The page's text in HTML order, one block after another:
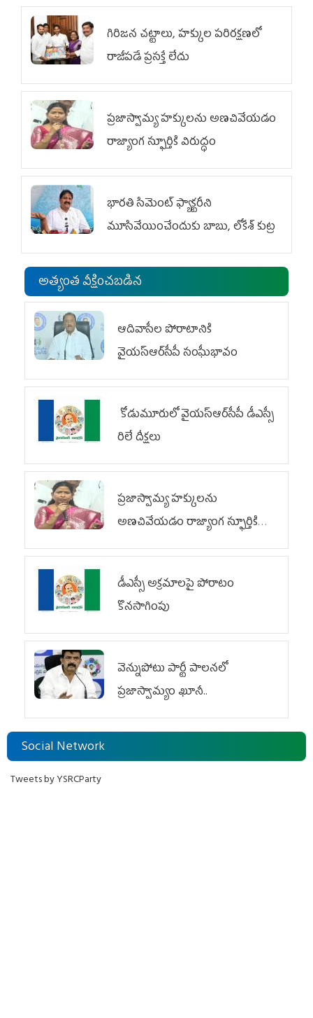
గిరిజన చట్టాలు, హక్కుల పరిరక్షణలో
రాజీపడే ప్రసక్తే లేదు
ప్రజాస్వామ్య హక్కులను అణచివేయడం
రాజ్యాంగ స్ఫూర్తికి విరుద్ధం
భారతి సిమెంట్ ఫ్యాక్టరీని
మూసివేయించేందుకు బాబు, లోకేశ్ కుట్ర
అత్యంత వీక్షించబడిన
ఆదివాసీల పోరాటానికి
వైయ‌స్ఆర్‌సీపీ సంఘీభావం
కోడుమూరులో వైయ‌స్ఆర్‌సీపీ డీఎస్సీ
రిలే దీక్షలు
ప్రజాస్వామ్య హక్కులను
అణచివేయడం రాజ్యాంగ స్ఫూర్తికి
విరుద్ధం
డీఎస్సీ అక్రమాలపై పోరాటం
కొనసాగింపు
వెన్నుపోటు పార్టీ పాలనలో
ప్రజాస్వామ్యం ఖూనీ..
Social Network
Tweets by YSRCParty